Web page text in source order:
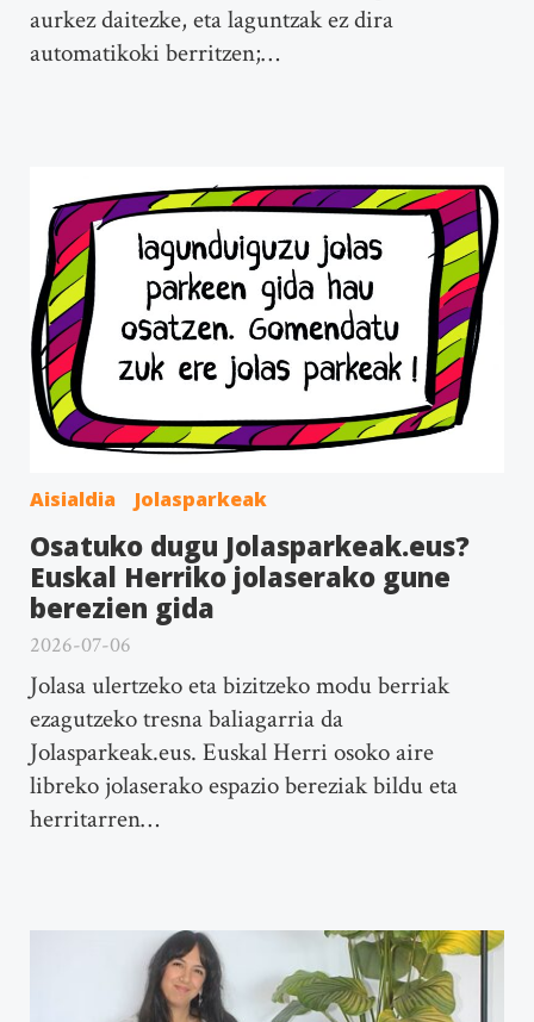
aurkez daitezke, eta laguntzak ez dira
automatikoki berritzen;…
Aisialdia Jolasparkeak
Osatuko dugu Jolasparkeak.eus?
Euskal Herriko jolaserako gune
berezien gida
2026-07-06
Jolasa ulertzeko eta bizitzeko modu berriak
ezagutzeko tresna baliagarria da
Jolasparkeak.eus. Euskal Herri osoko aire
libreko jolaserako espazio bereziak bildu eta
herritarren…